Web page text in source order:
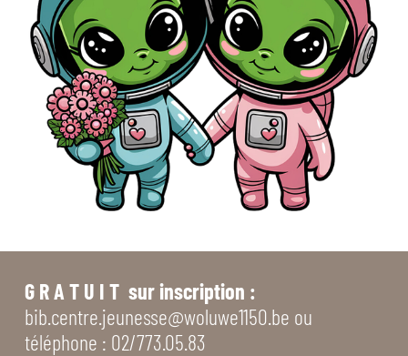
G R A T U I T sur inscription :
bib.centre.jeunesse@woluwe1150.be ou
téléphone : 02/773.05.83